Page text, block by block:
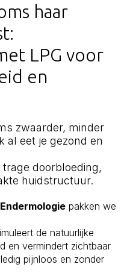
haar
LPG voor
en
zwaarder, minder
al eet je gezond en
doorbloeding,
huidstructuur.
pakken we
de natuurlijke
en vermindert zichtbaar
pijnloos en zonder